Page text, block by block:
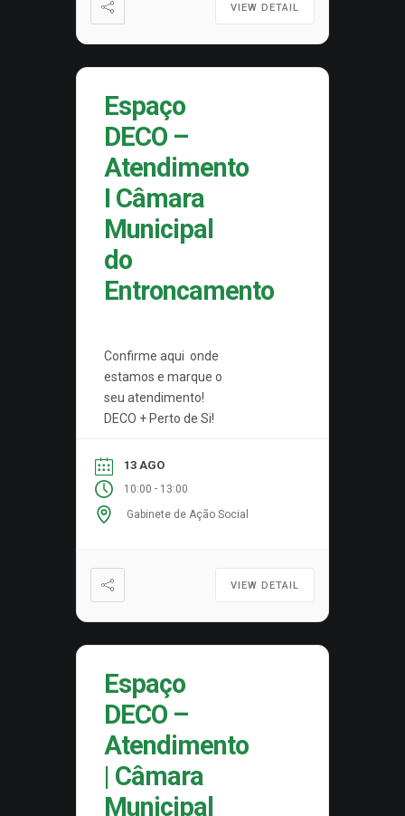
VIEW DETAIL
Espaço
DECO –
Atendimento
I Câmara
Municipal
do
Entroncamento
Confirme aqui onde
estamos e marque o
seu atendimento!
DECO + Perto de Si!
13 AGO
10:00 - 13:00
Gabinete de Ação Social
VIEW DETAIL
Espaço
DECO –
Atendimento
| Câmara
Municipal